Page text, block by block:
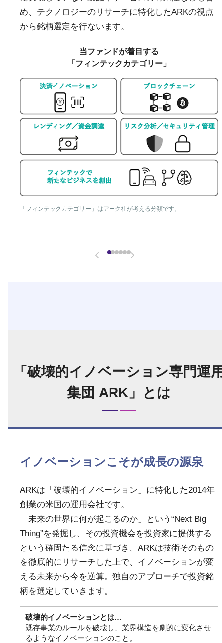
め、テクノロジーのリサーチに特化したARKの視点
から銘柄選定を行ないます。
「フィンテックカテゴリー」はアーク社が考える分類です。
当ファンドが着目する
「フィンテックカテゴリー」
「破壊的イノベーション専門運
集団 ARK」とは
イノベーションこそが成長の源泉
ARKは「破壊的イノベーション」に特化した2014年
創業の米国の運用会社です。
「未来の世界に何が起こるのか」という“Next Big
Thing”を発掘し、その投資機会を投資家に提供する
という確固たる信念に基づき、ARKは技術そのもの
を徹底的にリサーチした上で、イノベーションが変
える未来から今を逆算。独自のアプローチで投資銘
柄を選定していきます。
破壊的イノベーションとは…
既存事業のルールを破壊し、業界構造を劇的に変化させ
るようなイノベーションのこと。